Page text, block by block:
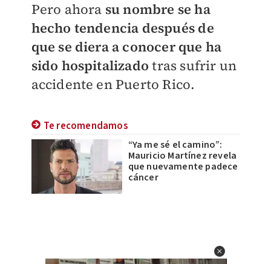
Pero ahora su nombre se ha
hecho tendencia después de
que se diera a conocer que ha
sido hospitalizado tras sufrir un
accidente en Puerto Rico.
Te recomendamos
“Ya me sé el camino”:
Mauricio Martínez revela
que nuevamente padece
cáncer